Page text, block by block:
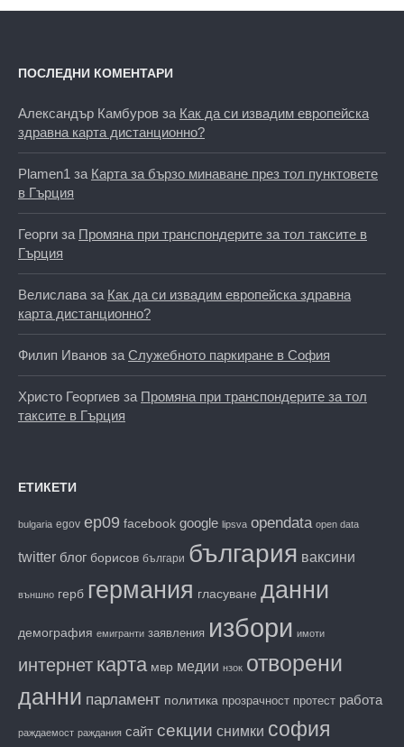
ПОСЛЕДНИ КОМЕНТАРИ
Александър Камбуров за Как да си извадим европейска
здравна карта дистанционно?
Plamen1 за Карта за бързо минаване през тол пунктовете
в Гърция
Георги за Промяна при транспондерите за тол таксите в
Гърция
Велислава за Как да си извадим европейска здравна
карта дистанционно?
Филип Иванов за Служебното паркиране в София
Христо Георгиев за Промяна при транспондерите за тол
таксите в Гърция
ЕТИКЕТИ
bulgaria egov ep09 facebook google lipsva opendata open data
twitter блог борисов българи българия ваксини
външно герб германия гласуване данни
демография емигранти заявления избори имоти
интернет карта мвр медии нзок отворени
данни парламент политика прозрачност протест работа
раждаемост раждания сайт секции снимки софия